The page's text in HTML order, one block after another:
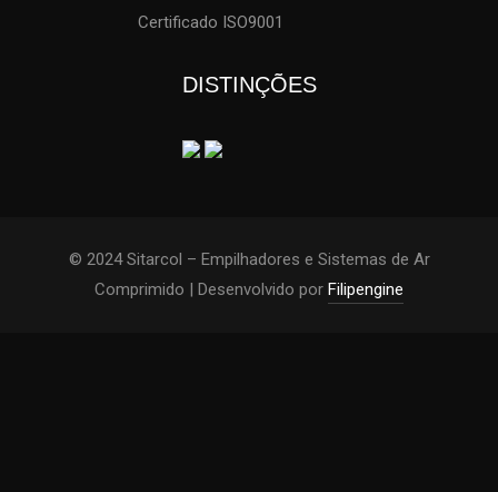
Certificado ISO9001
DISTINÇÕES
© 2024 Sitarcol – Empilhadores e Sistemas de Ar
Comprimido | Desenvolvido por Filipengine